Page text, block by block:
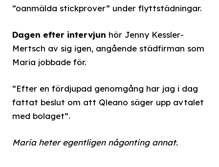
”oanmälda stickprover” under flyttstädningar.
Dagen efter intervjun hör Jenny Kessler-
Mertsch av sig igen, angående städfirman som
Maria jobbade för.
”Efter en fördjupad genomgång har jag i dag
fattat beslut om att Qleano säger upp avtalet
med bolaget”.
Maria heter egentligen någonting annat.